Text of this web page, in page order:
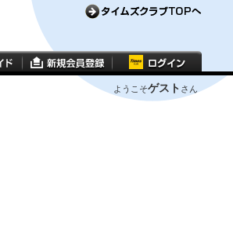
ようこそゲスト さん